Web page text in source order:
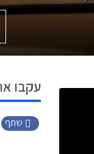
עקבו
שתף